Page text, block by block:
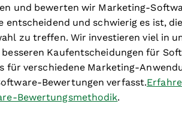
und bewerten wir Marketing-
entscheidend und schwierig es ist,
zu treffen. Wir investieren viel in
Kaufentscheidungen für
für verschiedene Marketing-
Bewertungen verfasst.
Bewertungsmethodik.